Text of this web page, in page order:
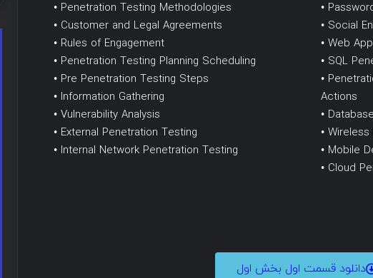
•
• Social
• Web
• SQL
•
Actions
•
•
• Mobile
• Cloud
• Penetration Testing Methodologies
• Customer and Legal Agreements
• Rules of Engagement
• Penetration Testing Planning Scheduling
• Pre Penetration Testing Steps
• Information Gathering
• Vulnerability Analysis
• External Penetration Testing
• Internal Network Penetration Testing
دانلود قسمت اول بخش اول